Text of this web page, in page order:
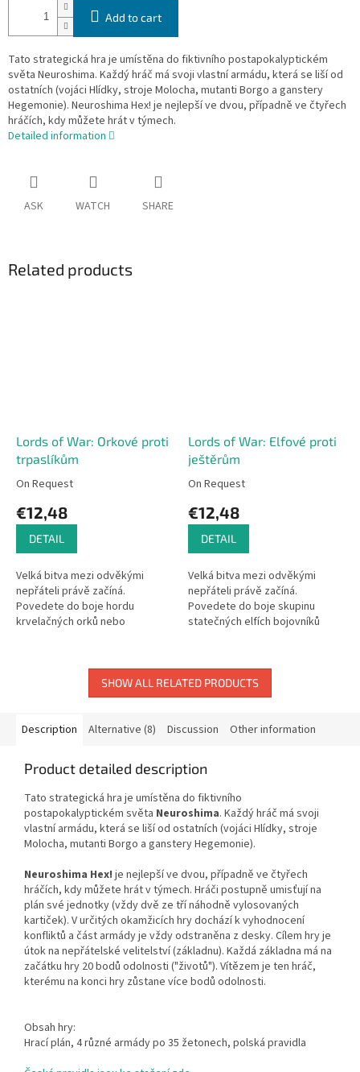
Add to cart
Tato strategická hra je umístěna do fiktivního postapokalyptickém
světa Neuroshima. Každý hráč má svoji vlastní armádu, která se liší od
ostatních (vojáci Hlídky, stroje Molocha, mutanti Borgo a ganstery
Hegemonie). Neuroshima Hex! je nejlepší ve dvou, případně ve čtyřech
hráčích, kdy můžete hrát v týmech.
Detailed information
ASK WATCH SHARE
Related products
Lords of War: Orkové proti
trpaslíkům
On Request
€12,48
DETAIL
Velká bitva mezi odvěkými
nepřáteli právě začíná.
Povedete do boje hordu
krvelačných orků nebo
Lords of War: Elfové proti
ještěrům
On Request
€12,48
DETAIL
Velká bitva mezi odvěkými
nepřáteli právě začíná.
Povedete do boje skupinu
statečných elfích bojovníků
War: Elfové...
SHOW ALL RELATED PRODUCTS
Description Alternative (8) Discussion Other information
Product detailed description
Tato strategická hra je umístěna do fiktivního
postapokalyptickém světa Neuroshima. Každý hráč má svoji
vlastní armádu, která se liší od ostatních (vojáci Hlídky, stroje
Molocha, mutanti Borgo a ganstery Hegemonie).
Neuroshima Hex! je nejlepší ve dvou, případně ve čtyřech
hráčích, kdy můžete hrát v týmech. Hráči postupně umisťují na
plán své jednotky (vždy dvě ze tří náhodně vylosovaných
kartiček). V určitých okamžicích hry dochází k vyhodnocení
konfliktů a část armády je vždy odstraněna z desky. Cílem hry je
útok na nepřátelské velitelství (základnu). Každá základna má na
začátku hry 20 bodů odolnosti ("životů"). Vítězem je ten hráč,
kterému na konci hry zůstane více bodů odolnosti.
Obsah hry:
Hrací plán, 4 různé armády po 35 žetonech, polská pravidla